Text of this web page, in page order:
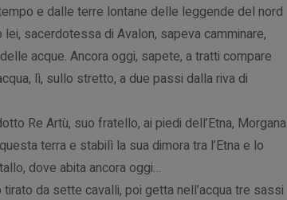
e dalle terre lontane delle leggende del nord
sacerdotessa di Avalon, sapeva camminare,
acque. Ancora oggi, sapete, a tratti compare
lì, sullo stretto, a due passi dalla riva di
Re Artù, suo fratello, ai piedi dell’Etna, Morgana
terra e stabilì la sua dimora tra l’Etna e lo
dove abita ancora oggi…
da sette cavalli, poi getta nell’acqua tre sassi